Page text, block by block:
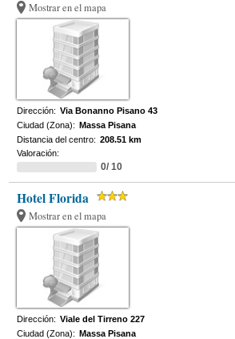
Mostrar en el mapa
Dirección: Via Bonanno Pisano 43
Ciudad (Zona): Massa Pisana
Distancia del centro: 208.51 km
Valoración:
0/ 10
Hotel Florida
Mostrar en el mapa
Dirección: Viale del Tirreno 227
Ciudad (Zona): Massa Pisana